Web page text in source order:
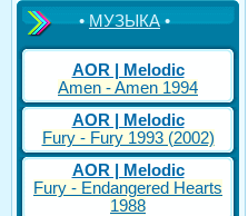
•МУЗЫКА•
AOR | Melodic
Amen - Amen 1994
AOR | Melodic
Fury - Fury 1993 (2002)
AOR | Melodic
Fury - Endangered Hearts
1988